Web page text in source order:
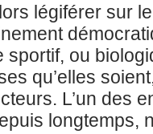
légiférer sur
sportif, ou
qu’elles
L’un des
longtemps,